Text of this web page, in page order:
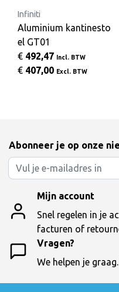
Infiniti
Aluminium kantinesto
el GT01
€ 492,47 Incl. BTW
€ 407,00 Excl. BTW
Abonneer je op onze
Mijn account
Snel regelen in je
facturen of
Vragen?
We helpen je